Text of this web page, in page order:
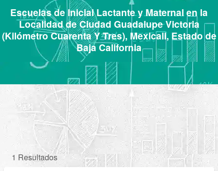
Escuelas de Inicial Lactante y Maternal en la
Localidad de Ciudad Guadalupe Victoria
(Kilómetro Cuarenta Y Tres), Mexicali, Estado de
Baja California
1 Resultados